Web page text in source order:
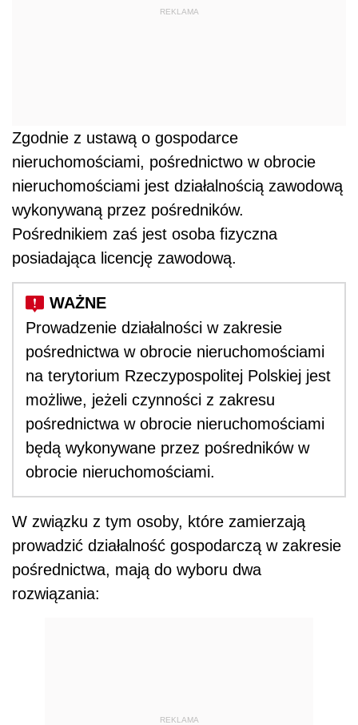
REKLAMA
Zgodnie z ustawą o gospodarce
nieruchomościami, pośrednictwo w obrocie
nieruchomościami jest działalnością zawodową
wykonywaną przez pośredników.
Pośrednikiem zaś jest osoba fizyczna
posiadająca licencję zawodową.
Prowadzenie działalności w zakresie
pośrednictwa w obrocie nieruchomościami
na terytorium Rzeczypospolitej Polskiej jest
możliwe, jeżeli czynności z zakresu
pośrednictwa w obrocie nieruchomościami
będą wykonywane przez pośredników w
obrocie nieruchomościami.
W związku z tym osoby, które zamierzają
prowadzić działalność gospodarczą w zakresie
pośrednictwa, mają do wyboru dwa
rozwiązania:
REKLAMA